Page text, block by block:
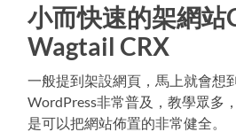
小而快速的架網站
Wagtail CRX
一般提到架設網頁，馬上就會想
WordPress非常普及，教學眾多
是可以把網站佈置的非常健全。